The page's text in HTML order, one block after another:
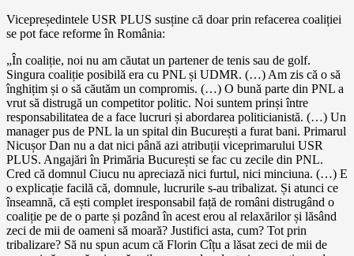
Vicepreședintele USR PLUS susține că doar prin refacerea coaliției
se pot face reforme în România:
„În coaliție, noi nu am căutat un partener de tenis sau de golf.
Singura coaliție posibilă era cu PNL și UDMR. (…) Am zis că o să
înghițim și o să căutăm un compromis. (…) O bună parte din PNL a
vrut să distrugă un competitor politic. Noi suntem prinși între
responsabilitatea de a face lucruri și abordarea politicianistă. (…) Un
manager pus de PNL la un spital din București a furat bani. Primarul
Nicușor Dan nu a dat nici până azi atribuții viceprimarului USR
PLUS. Angajări în Primăria București se fac cu zecile din PNL.
Cred că domnul Ciucu nu apreciază nici furtul, nici minciuna. (…) E
o explicație facilă că, domnule, lucrurile s-au tribalizat. Și atunci ce
înseamnă, că ești complet iresponsabil față de români distrugând o
coaliție pe de o parte și pozând în acest erou al relaxărilor și lăsând
zeci de mii de oameni să moară? Justifici asta, cum? Tot prin
tribalizare? Să nu spun acum că Florin Cîțu a lăsat zeci de mii de